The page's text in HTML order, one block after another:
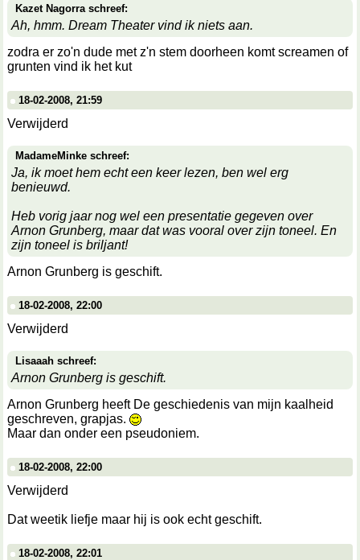
Kazet Nagorra schreef:
Ah, hmm. Dream Theater vind ik niets aan.
zodra er zo'n dude met z'n stem doorheen komt screamen of
grunten vind ik het kut
18-02-2008, 21:59
Verwijderd
MadameMinke schreef:
Ja, ik moet hem echt een keer lezen, ben wel erg
benieuwd.
Heb vorig jaar nog wel een presentatie gegeven over
Arnon Grunberg, maar dat was vooral over zijn toneel. En
zijn toneel is briljant!
Arnon Grunberg is geschift.
18-02-2008, 22:00
Verwijderd
Lisaaah schreef:
Arnon Grunberg is geschift.
Arnon Grunberg heeft De geschiedenis van mijn kaalheid
geschreven, grapjas.
Maar dan onder een pseudoniem.
18-02-2008, 22:00
Verwijderd
Dat weetik liefje maar hij is ook echt geschift.
18-02-2008, 22:01